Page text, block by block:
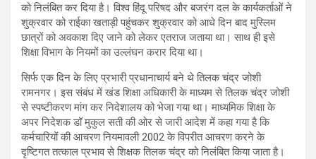
को निलंबित कर दिया है। विश्व हिंदू परिषद और बजरंग दल के कार्यकर्ताओं ने
शुक्रवार को राईका खताड़ी पहुंचकर शुक्रवार को आधे दिन बाद मुस्लिम
छात्रों को अवकाश दिए जाने को लेकर एतराज जताया था। साथ ही इसे
शिक्षा विभाग के नियमों का उल्लंघन करार दिया था।
सिर्फ एक दिन के लिए प्रभारी प्रधानाचार्य बने थे तिलक चंद्र जोशी
रामनगर। इस संबंध में खंड शिक्षा अधिकारी के माध्यम से तिलक चंद्र जोशी
से स्पष्टीकरण मांग कर निदेशालय को भेजा गया था। माध्यमिक शिक्षा के
अपर निदेशक डॉ मुकुल सती की ओर से जारी आदेश में कहा गया है कि
कर्मचारियों की आचरण नियमावली 2002 के विपरीत आचरण करने के
दृष्टिगत तत्काल प्रभाव से शिक्षक तिलक चंद्र को निलंबित किया जाता है।